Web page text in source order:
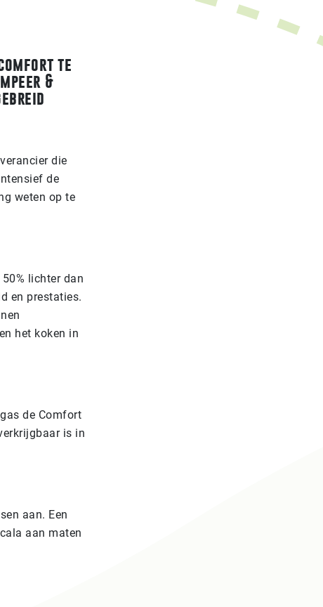
te
&
die
de
weten op te
lichter dan
en prestaties.
het koken in
de Comfort
is in
aan. Een
aan maten